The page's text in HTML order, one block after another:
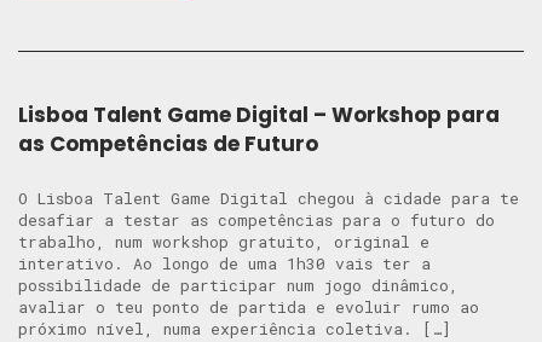
Lisboa Talent Game Digital – Workshop para
as Competências de Futuro
O Lisboa Talent Game Digital chegou à cidade para te
desafiar a testar as competências para o futuro do
trabalho, num workshop gratuito, original e
interativo. Ao longo de uma 1h30 vais ter a
possibilidade de participar num jogo dinâmico,
avaliar o teu ponto de partida e evoluir rumo ao
próximo nível, numa experiência coletiva. […]